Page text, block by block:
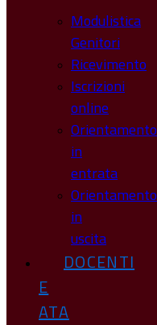
Modulistica
Genitori
Ricevimento
Iscrizioni
online
Orientamento
in
entrata
Orientamento
in
uscita
DOCENTI
E
ATA